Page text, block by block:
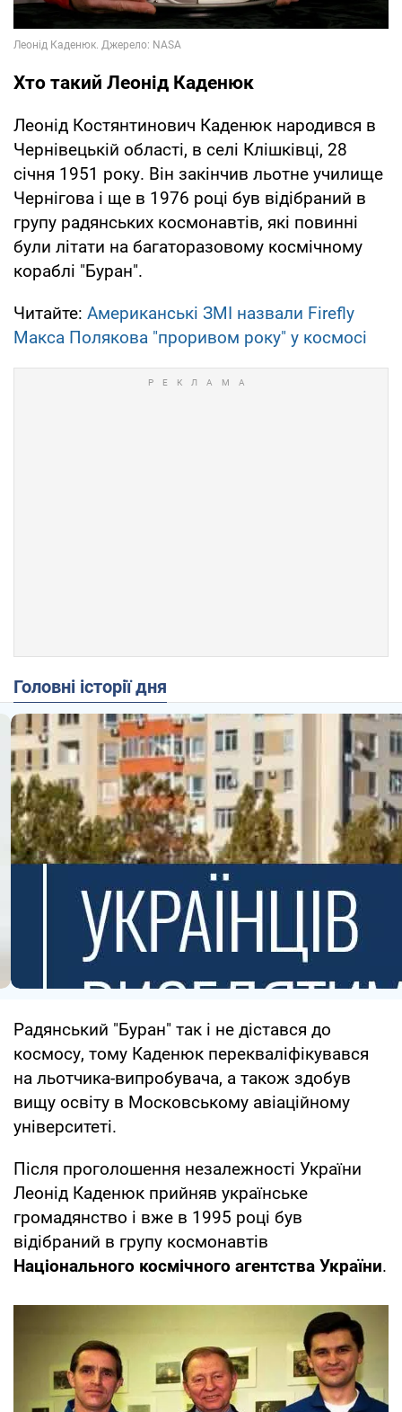
Хто такий Леонід Каденюк
Леонід Костянтинович Каденюк народився в
Чернівецькій області, в селі Клішківці, 28
січня 1951 року. Він закінчив льотне училище
Чернігова і ще в 1976 році був відібраний в
групу радянських космонавтів, які повинні
були літати на багаторазовому космічному
кораблі "Буран".
Читайте: Американські ЗМІ назвали Firefly
Макса Полякова "проривом року" у космосі
Головні історії дня
Радянський "Буран" так і не дістався до
космосу, тому Каденюк перекваліфікувався
на льотчика-випробувача, а також здобув
вищу освіту в Московському авіаційному
університеті.
Після проголошення незалежності України
Леонід Каденюк прийняв українське
громадянство і вже в 1995 році був
відібраний в групу космонавтів
Національного космічного агентства України.